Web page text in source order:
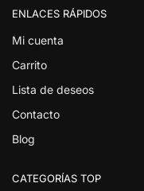
ENLACES RÁPIDOS
Mi cuenta
Carrito
Lista de deseos
Contacto
Blog
CATEGORÍAS TOP